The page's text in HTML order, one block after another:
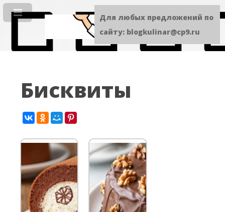
Бисквиты
Для любых предложений по
сайту: blogkulinar@cp9.ru